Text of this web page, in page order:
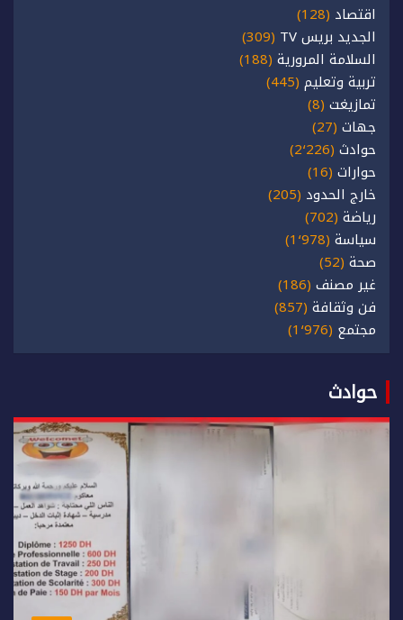
اقتصاد (128)
الجديد بريس TV
(309)
السلامة المرورية (188)
تربية وتعليم (445)
تمازيغت (8)
جهات (27)
حوادث (2٬226)
حوارات (16)
خارج الحدود (205)
رياضة (702)
سياسة (1٬978)
صحة (52)
غير مصنف (186)
فن وثقافة (857)
مجتمع (1٬976)
حوادث